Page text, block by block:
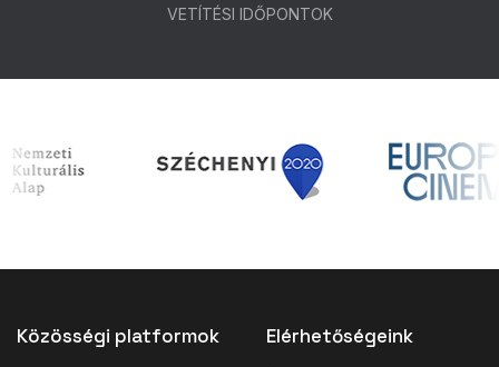
VETÍTÉSI IDŐPONTOK
Közösségi platformok Elérhetőségeink